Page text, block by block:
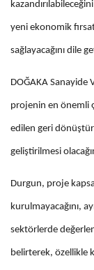
yeni ekonomik
sağlayacağını dile
DOĞAKA Sanayide
projenin en önemli
edilen geri
geliştirilmesi
Durgun, proje
kurulmayacağını,
sektörlerde
belirterek, özellikle